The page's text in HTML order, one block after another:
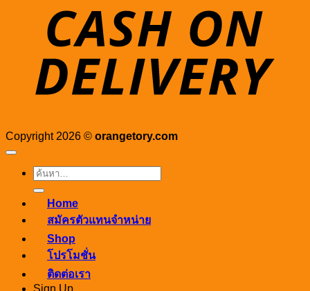
Copyright 2026 © orangetory.com
ค้นหา:
Home
สมัครตัวแทนจำหน่าย
Shop
โปรโมชั่น
ติดต่อเรา
Sign Up